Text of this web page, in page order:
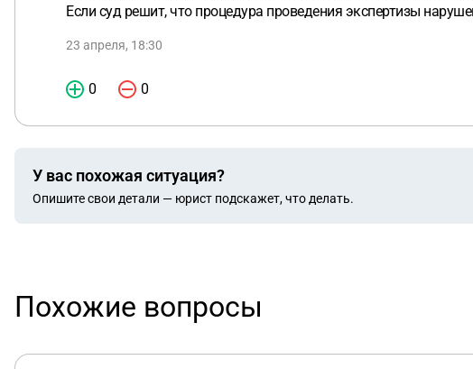
Если суд решит, что процедура проведения экспертизы
23 апреля, 18:30
0 0
У вас похожая ситуация?
Опишите свои детали — юрист подскажет, что делать.
Похожие вопросы